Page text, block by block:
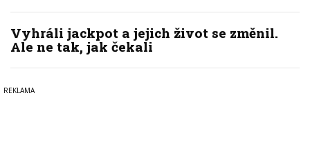
Vyhráli jackpot a jejich život se změnil.
Ale ne tak, jak čekali